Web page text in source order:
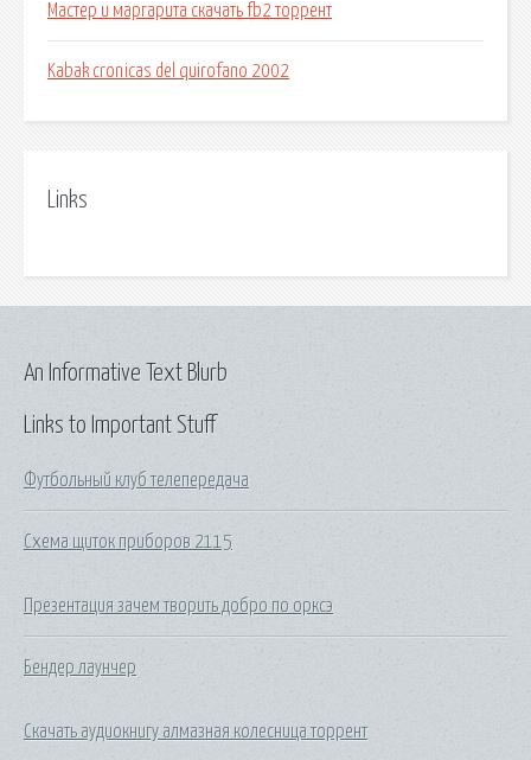
Мастер и маргарита скачать fb2 торрент
Kabak cronicas del quirofano 2002
Links
Links to Important Stuff
Футбольный клуб телепередача
Схема щиток приборов 2115
Презентация зачем творить добро по орксэ
Бендер лаунчер
Скачать аудиокнигу алмазная колесница торрент
An Informative Text Blurb